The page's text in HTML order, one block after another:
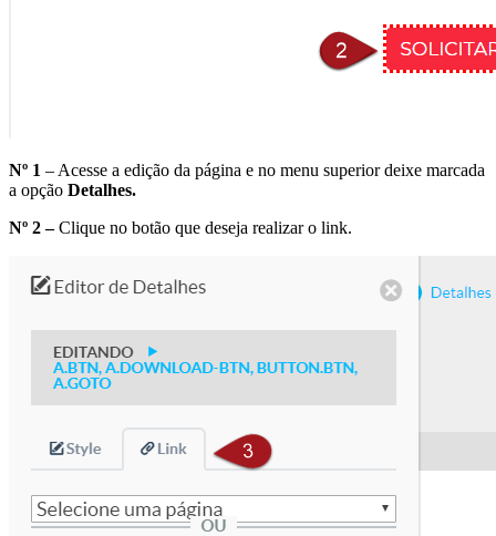
Nº 1 – Acesse a edição da página e no menu superior deixe marcada
a opção Detalhes.
Nº 2 –Clique no botão que deseja realizar o link.